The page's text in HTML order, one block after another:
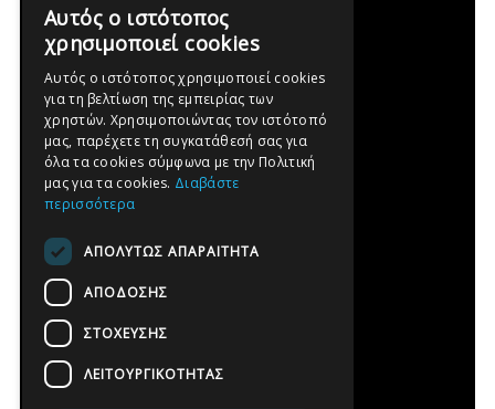
GREEK
FRENCH
GERMAN
Αυτός ο ιστότοπος
χρησιμοποιεί cookies
Αυτός ο ιστότοπος χρησιμοποιεί cookies
για τη βελτίωση της εμπειρίας των
χρηστών. Χρησιμοποιώντας τον ιστότοπό
μας, παρέχετε τη συγκατάθεσή σας για
όλα τα cookies σύμφωνα με την Πολιτική
μας για τα cookies. Διαβάστε
περισσότερα
ΑΠΟΛΎΤΩΣ ΑΠΑΡΑΊΤΗΤΑ
ΑΠΌΔΟΣΗΣ
ΣΤΌΧΕΥΣΗΣ
ΛΕΙΤΟΥΡΓΙΚΌΤΗΤΑΣ